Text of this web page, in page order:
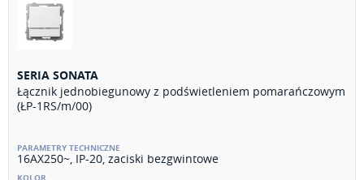
SERIA SONATA
Łącznik jednobiegunowy z podświetleniem pomarańczowym
(ŁP-1RS/m/00)
16AX250~, IP-20, zaciski bezgwintowe